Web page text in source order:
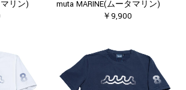
リン)
muta MARINE(ムータマリン)
￥9,900